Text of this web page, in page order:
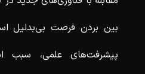
بین بردن فرصت بی‌بدلیل
پیشرفت‌های علمی، سبب